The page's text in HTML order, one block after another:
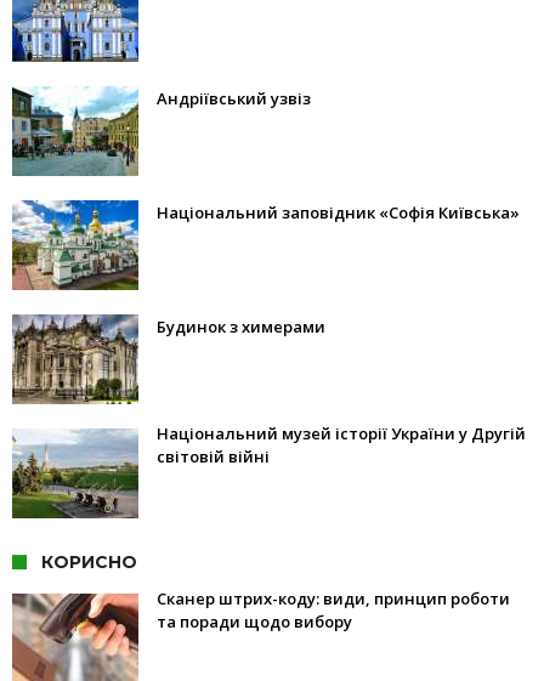
Андріївський узвіз
Національний заповідник «Софія Київська»
Будинок з химерами
Національний музей історії України у Другій
світовій війні
КОРИСНО
Сканер штрих-коду: види, принцип роботи
та поради щодо вибору